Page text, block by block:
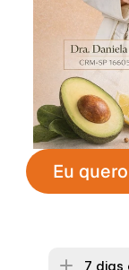
Eu
7 dias